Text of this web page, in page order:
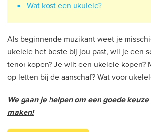
Wat kost een ukulele?
Als beginnende muzikant weet je
ukelele het beste bij jou past, wil je een
tenor kopen? Je wilt een ukelele kopen?
op letten bij de aanschaf? Wat voor
We gaan je helpen om een goede
maken!